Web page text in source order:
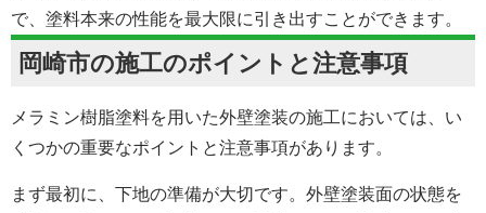
で、塗料本来の性能を最大限に引き出すことができます。
岡崎市の施工のポイントと注意事項
メラミン樹脂塗料を用いた外壁塗装の施工においては、い
くつかの重要なポイントと注意事項があります。
まず最初に、下地の準備が大切です。外壁塗装面の状態を